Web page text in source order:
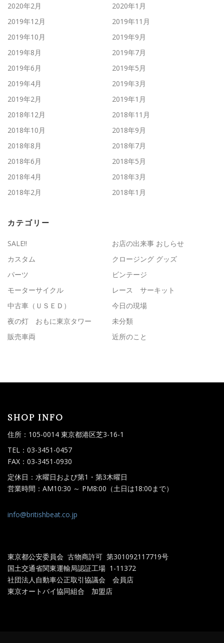
2020年2月
2020年1月
2019年12月
2019年11月
2019年10月
2019年9月
2019年8月
2019年7月
2019年6月
2019年5月
2019年4月
2019年3月
2019年2月
2019年1月
2018年12月
2018年11月
2018年10月
2018年9月
2018年8月
2018年7月
2018年6月
2018年5月
2018年4月
2018年3月
2018年2月
2018年1月
カテゴリー
SALE!!
お店の出来事 おしらせ
カスタム
クロージング グッズ
パーツ
ビンテージ
モーターサイクル
レース サーキット
中古車（ＵＳＥＤ）
今日の現場
夜の灯 おもに東京タワー
未分類
販売車両
近所のこと
SHOP INFO
住所：105-0014 東京都港区芝3-16-1
TEL：03-3451-0457
FAX：03-3451-0930
定休日：水曜日および第1・第3木曜日
営業時間：AM10:30 ～ PM8:00（土日は18:00まで）
info@britishbeat.co.jp
東京都公安委員会 古物商許可 第301092117719号
国土交通省関東運輸局認証工場 1-11372
社団法人自動車公正取引協議会 会員店
東京オートバイ協同組合 加盟店